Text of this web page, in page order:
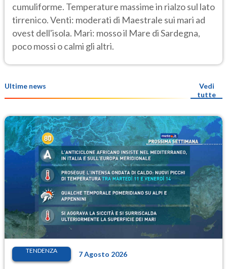
cumuliforme. Temperature massime in rialzo sul lato
tirrenico. Venti: moderati di Maestrale sui mari ad
ovest dell'isola. Mari: mosso il Mare di Sardegna,
poco mossi o calmi gli altri.
Ultime news
Vedi
tutte
TENDENZA 7 Agosto 2026